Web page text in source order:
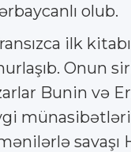
olub.
ilk
Onun
Bunin və
savaşı